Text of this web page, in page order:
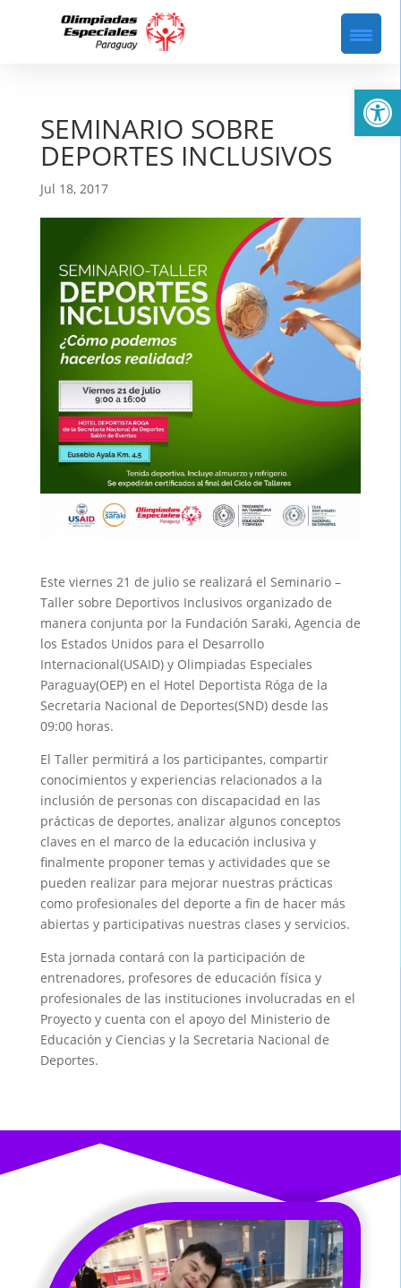
SEMINARIO SOBRE
DEPORTES INCLUSIVOS
Jul 18, 2017
Este viernes 21 de julio se realizará el Seminario –
Taller sobre Deportivos Inclusivos organizado de
manera conjunta por la Fundación Saraki, Agencia de
los Estados Unidos para el Desarrollo
Internacional(USAID) y Olimpiadas Especiales
Paraguay(OEP) en el Hotel Deportista Róga de la
Secretaria Nacional de Deportes(SND) desde las
09:00 horas.
El Taller permitirá a los participantes, compartir
conocimientos y experiencias relacionados a la
inclusión de personas con discapacidad en las
prácticas de deportes, analizar algunos conceptos
claves en el marco de la educación inclusiva y
finalmente proponer temas y actividades que se
pueden realizar para mejorar nuestras prácticas
como profesionales del deporte a fin de hacer más
abiertas y participativas nuestras clases y servicios.
Esta jornada contará con la participación de
entrenadores, profesores de educación física y
profesionales de las instituciones involucradas en el
Proyecto y cuenta con el apoyo del Ministerio de
Educación y Ciencias y la Secretaria Nacional de
Deportes.